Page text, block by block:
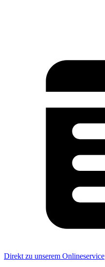
Direkt zu unserem Onlineservice